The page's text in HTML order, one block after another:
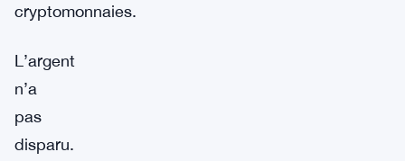
cryptomonnaies.
L’argent
n’a
pas
disparu.